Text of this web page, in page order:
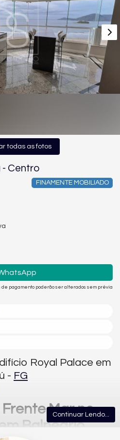
todas as fotos
- Centro
FINAMENTE MOBILIADO
pagamento poderão ser alterados sem prévia
Royal Palace em
- FG
Mar no
Balneário
Continuar Lendo...